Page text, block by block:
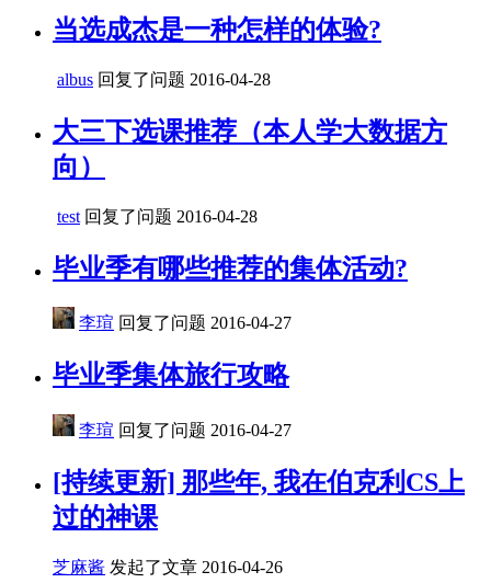
当选成杰是一种怎样的体验?
albus 回复了问题 2016-04-28
大三下选课推荐（本人学大数据方
向）
test 回复了问题 2016-04-28
毕业季有哪些推荐的集体活动?
李瑄 回复了问题 2016-04-27
毕业季集体旅行攻略
李瑄 回复了问题 2016-04-27
[持续更新] 那些年, 我在伯克利CS上
过的神课
芝麻酱 发起了文章 2016-04-26